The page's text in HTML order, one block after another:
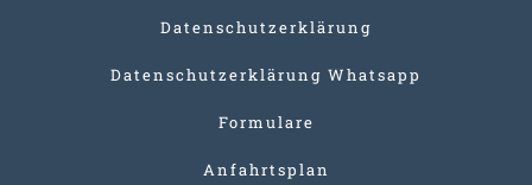
Datenschutzerklärung
Datenschutzerklärung Whatsapp
Formulare
Anfahrtsplan